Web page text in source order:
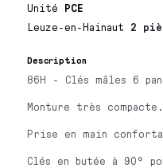
Unité PCE
Leuze-en-Hainaut 2
Description
86H - Clés mâles 6
Monture très compacte.
Prise en main
Clés en butée à 90°